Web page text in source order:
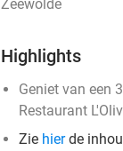
Zeewolde
Highlights
Geniet van een
Restaurant
Zie hierde